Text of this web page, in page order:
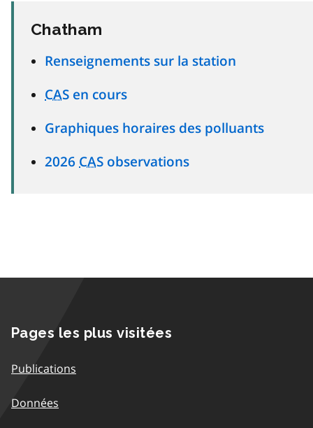
Chatham
Renseignements sur la station
CAS en cours
Graphiques horaires des polluants
2026 CAS observations
Pages les plus visitées
Publications
Données